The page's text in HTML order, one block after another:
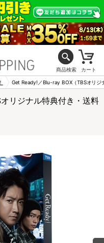
商品検索 カート
Get Ready!／Blu-ray BOX（TBSオリジ
リジナル特典付き・送料